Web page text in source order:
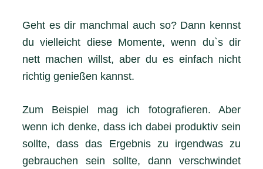
Geht es dir manchmal auch so? Dann kennst
du vielleicht diese Momente, wenn du`s dir
nett machen willst, aber du es einfach nicht
richtig genießen kannst.
Zum Beispiel mag ich fotografieren. Aber
wenn ich denke, dass ich dabei produktiv sein
sollte, dass das Ergebnis zu irgendwas zu
gebrauchen sein sollte, dann verschwindet